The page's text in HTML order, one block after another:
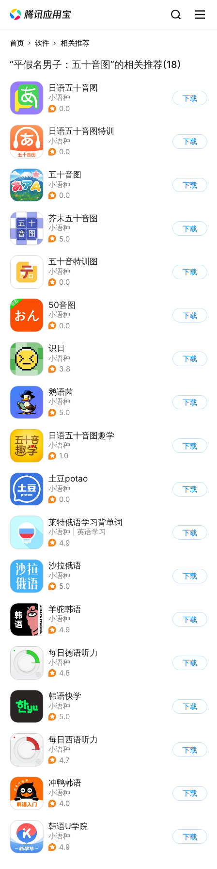
首页 软件 相关推荐
“平假名男子：五十音图”的相关推荐(18)
日语五十音图
小语种
0.0
下载
日语五十音图特训
小语种
0.0
下载
五十音图
小语种
0.0
下载
芥末五十音图
小语种
5.0
下载
五十音特训图
小语种
0.0
下载
50音图
小语种
0.0
下载
识日
小语种
3.8
下载
鹅语菌
小语种
5.0
下载
日语五十音图趣学
小语种
1.0
下载
土豆potao
小语种
0.0
下载
莱特俄语学习背单词
小语种
英语学习
| 四六级
4.9
下载
沙拉俄语
小语种
5.0
下载
羊驼韩语
小语种
4.9
下载
每日德语听力
小语种
4.8
下载
韩语快学
小语种
5.0
下载
每日西语听力
小语种
4.7
下载
冲鸭韩语
小语种
4.0
下载
韩语U学院
小语种
4.9
下载